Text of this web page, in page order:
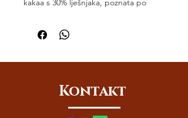
kakaa s 30% lješnjaka, poznata po
teksturi. Krema Gianduia Witor’s
donosi savršenu ravnotežu između
mazanje, punjenje kolača ili
Kontakt